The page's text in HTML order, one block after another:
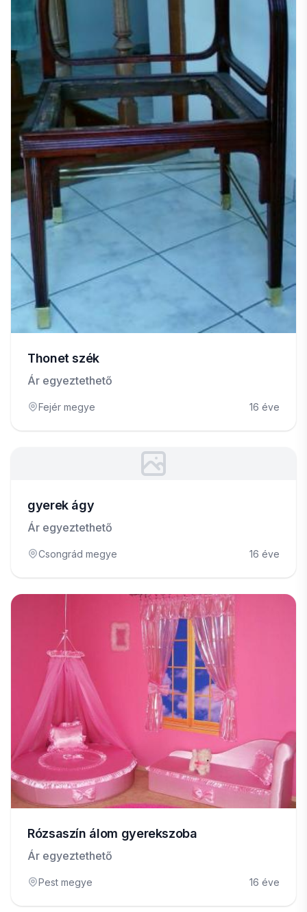
Thonet szék
Ár egyeztethető
Fejér megye 16 éve
gyerek ágy
Ár egyeztethető
Csongrád megye 16 éve
Rózsaszín álom gyerekszoba
Ár egyeztethető
Pest megye 16 éve